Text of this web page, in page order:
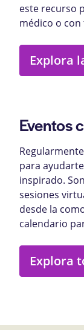
este recurso
médico o
Explora
Eventos
para
inspirado.
sesiones
desde la
calendario
Explora